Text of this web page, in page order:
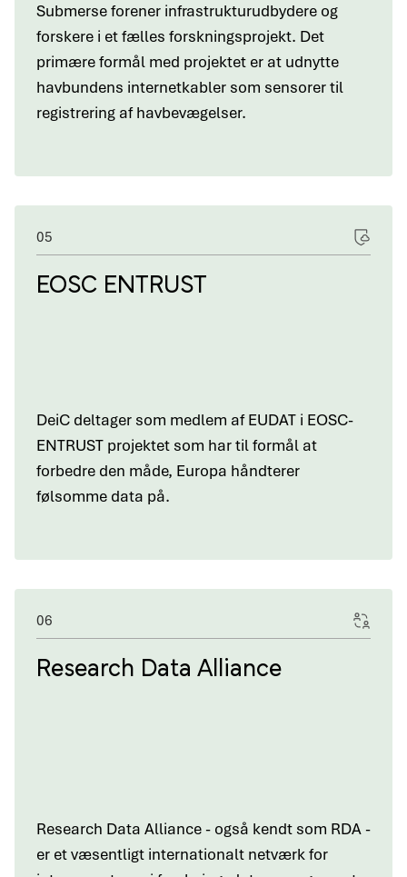
Submerse forener infrastrukturudbydere og
forskere i et fælles forskningsprojekt. Det
primære formål med projektet er at udnytte
havbundens internetkabler som sensorer til
registrering af havbevægelser.
05
EOSC ENTRUST
DeiC deltager som medlem af EUDAT i EOSC-
ENTRUST projektet som har til formål at
forbedre den måde, Europa håndterer
følsomme data på.
06
Research Data Alliance
Research Data Alliance - også kendt som RDA -
er et væsentligt internationalt netværk for